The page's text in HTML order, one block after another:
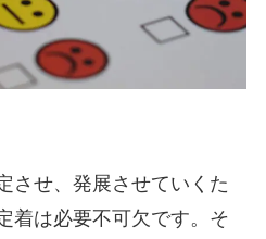
させ、発展させていくた
着は必要不可欠です。そ